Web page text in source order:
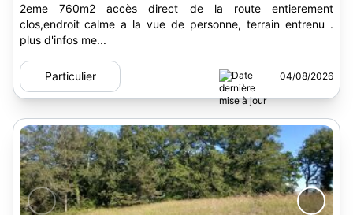
2eme 760m2 accès direct de la route entierement
clos,endroit calme a la vue de personne, terrain entrenu .
plus d'infos me...
Particulier 04/08/2026